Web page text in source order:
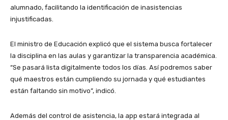
alumnado, facilitando la identificación de inasistencias
injustificadas.
El ministro de Educación explicó que el sistema busca fortalecer
la disciplina en las aulas y garantizar la transparencia académica.
“Se pasará lista digitalmente todos los días. Así podremos saber
qué maestros están cumpliendo su jornada y qué estudiantes
están faltando sin motivo”, indicó.
Además del control de asistencia, la app estará integrada al